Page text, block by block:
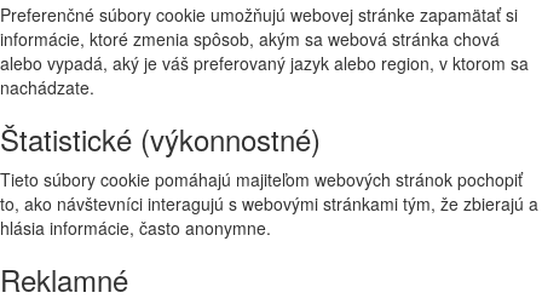
Preferenčné súbory cookie umožňujú webovej stránke zapamätať si
informácie, ktoré zmenia spôsob, akým sa webová stránka chová
alebo vypadá, aký je váš preferovaný jazyk alebo region, v ktorom sa
nachádzate.
Štatistické (výkonnostné)
Tieto súbory cookie pomáhajú majiteľom webových stránok pochopiť
to, ako návštevníci interagujú s webovými stránkami tým, že zbierajú a
hlásia informácie, často anonymne.
Reklamné